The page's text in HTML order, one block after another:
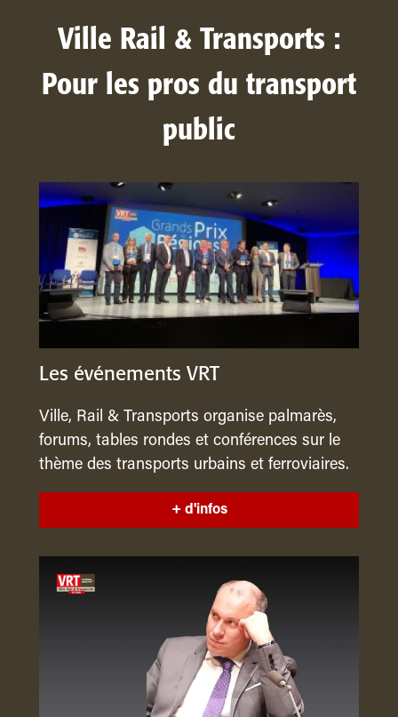
Ville Rail & Transports :
Pour les pros du transport
public
Les événements VRT
Ville, Rail & Transports organise palmarès,
forums, tables rondes et conférences sur le
thème des transports urbains et ferroviaires.
+ d'infos